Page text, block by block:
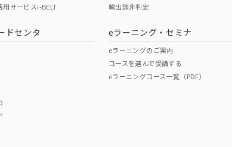
用サービスi-BELT
ドセンタ
輸出該非判定
eラーニング・セミナ
eラーニングのご案内
コースを選んで受講する
eラーニングコース一覧（PDF）